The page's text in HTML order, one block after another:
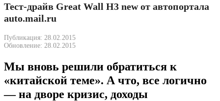
Тест-драйв Great Wall H3 new от автопортала
auto.mail.ru
Публикация: 28.02.2015
Обновление: 28.02.2015
Мы вновь решили обратиться к
«китайской теме». А что, все логично
— на дворе кризис, доходы